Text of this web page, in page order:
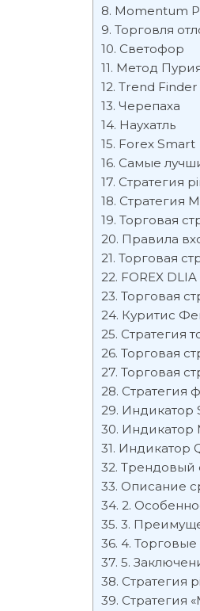
Momentum
Торговля
Светофор
Метод
Trend Finder
Черепаха
Наухатль
Forex Smart
Самые
Стратегия
Стратегия
Торговая
Правила
Торговая
FOREX DLIA
Торговая
Куритис
Стратегия
Торговая
Торговая
Стратегия
Индикатор
Индикатор
Индикатор
Трендовый
Описание
2.
3.
4.
5.
Стратегия
Стратегия